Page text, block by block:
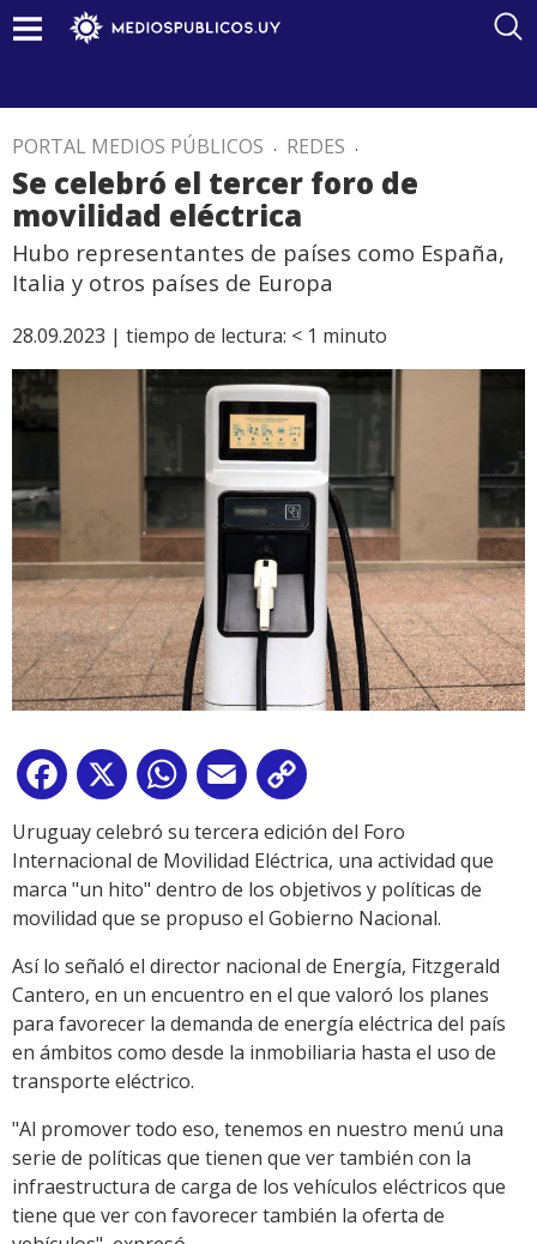
PORTAL MEDIOS PÚBLICOS . REDES .
Se celebró el tercer foro de
movilidad eléctrica
Hubo representantes de países como España,
Italia y otros países de Europa
28.09.2023 | tiempo de lectura: < 1 minuto
Facebook
X WhatsApp
Email
Link
Uruguay celebró su tercera edición del Foro
Internacional de Movilidad Eléctrica, una actividad que
marca "un hito" dentro de los objetivos y políticas de
movilidad que se propuso el Gobierno Nacional.
Así lo señaló el director nacional de Energía, Fitzgerald
Cantero, en un encuentro en el que valoró los planes
para favorecer la demanda de energía eléctrica del país
en ámbitos como desde la inmobiliaria hasta el uso de
transporte eléctrico.
"Al promover todo eso, tenemos en nuestro menú una
serie de políticas que tienen que ver también con la
infraestructura de carga de los vehículos eléctricos que
tiene que ver con favorecer también la oferta de